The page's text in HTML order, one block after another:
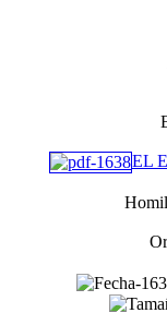
EL